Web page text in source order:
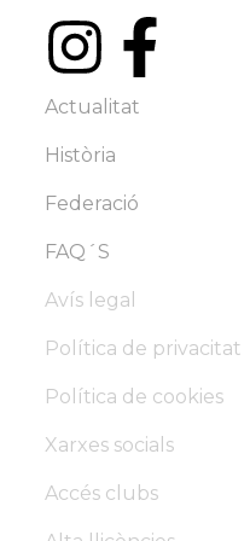
Actualitat
Història
Federació
FAQ´S
Avís legal
Política de privacitat
Política de cookies
Xarxes socials
Accés clubs